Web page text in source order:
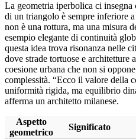
La geometria iperbolica ci
di un triangolo è sempre inferiore
non è una rottura, ma una misura
esempio elegante di continuità
questa idea trova risonanza nelle
dove strade tortuose e architetture
coesione urbana che non si
complessità. “Ecco il valore della
uniformità rigida, ma equilibrio
afferma un architetto milanese.
Aspetto
geometrico
Significato